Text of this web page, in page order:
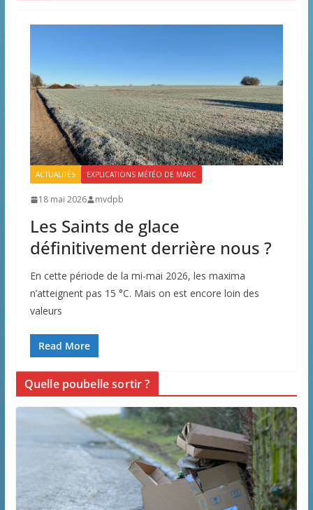
ACTUALITÉS EXPLICATIONS MÉTÉO DE MARC
18 mai 2026 mvdpb
Les Saints de glace
définitivement derrière nous ?
En cette période de la mi-mai 2026, les maxima
n’atteignent pas 15 °C. Mais on est encore loin des
valeurs
Read More
Quelle poubelle sortir ?